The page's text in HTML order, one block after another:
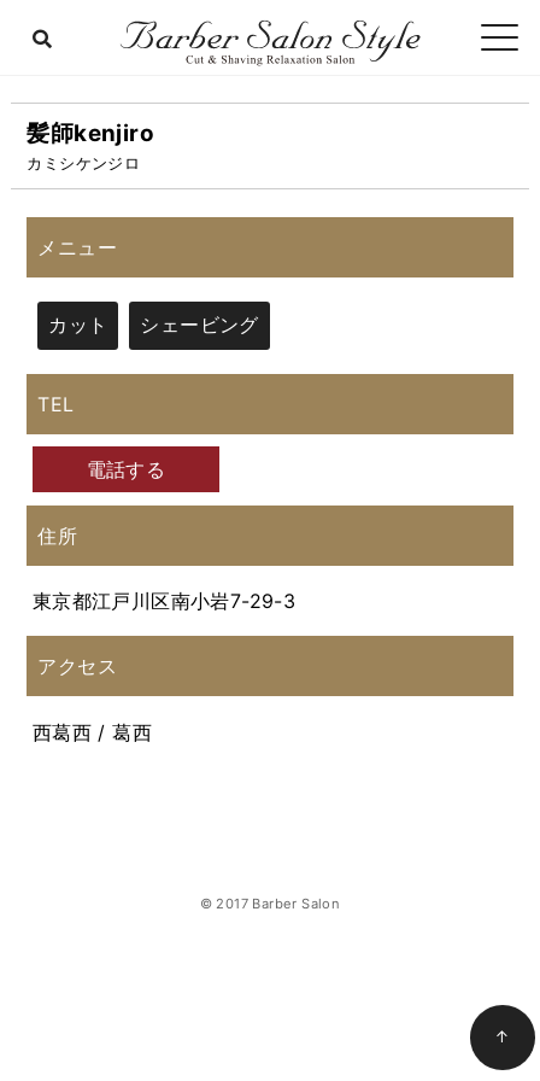
髪師kenjiro
カミシケンジロ
メニュー
カット シェービング
TEL
電話する
住所
東京都江戸川区南小岩7-29-3
アクセス
西葛西 / 葛西
© 2017 Barber Salon
↑